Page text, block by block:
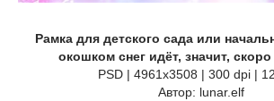
Рамка для детского сада или
окошком снег идёт, значит,
PSD | 4961x3508 | 300 dpi |
Автор: lunar.elf